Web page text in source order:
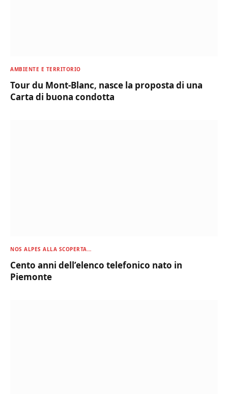
AMBIENTE E TERRITORIO
Tour du Mont-Blanc, nasce la proposta di una
Carta di buona condotta
NOS ALPES ALLA SCOPERTA…
Cento anni dell’elenco telefonico nato in
Piemonte